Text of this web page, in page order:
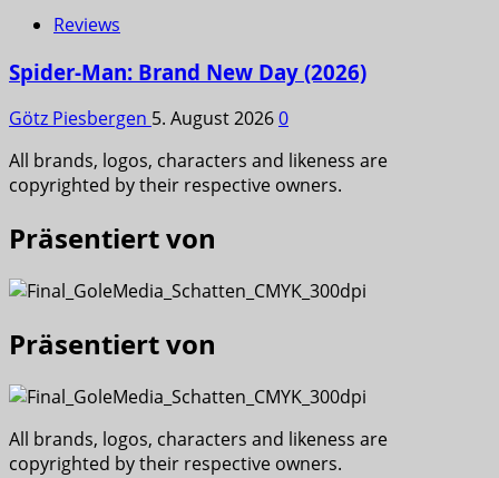
Reviews
Spider-Man: Brand New Day (2026)
Götz Piesbergen 5. August 20260
All brands, logos, characters and likeness are
copyrighted by their respective owners.
Präsentiert von
Präsentiert von
All brands, logos, characters and likeness are
copyrighted by their respective owners.